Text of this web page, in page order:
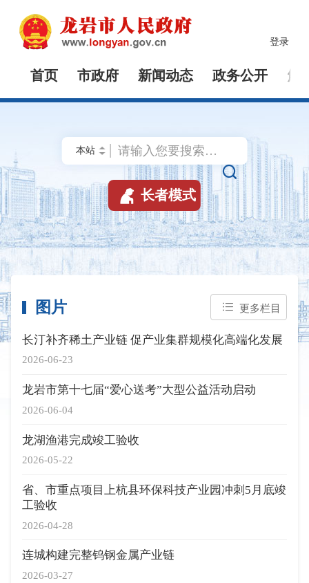
登录
首页 市政府 新闻动态 政务公开 解

 长者模式
图片 更多栏目
2026-06-23
长汀补齐稀土产业链 促产业集群规模化高端化发展
2026-06-04
龙岩市第十七届“爱心送考”大型公益活动启动
2026-05-22
龙湖渔港完成竣工验收
2026-04-28
省、市重点项目上杭县环保科技产业园冲刺5月底竣
工验收
2026-03-27
连城构建完整钨钢金属产业链